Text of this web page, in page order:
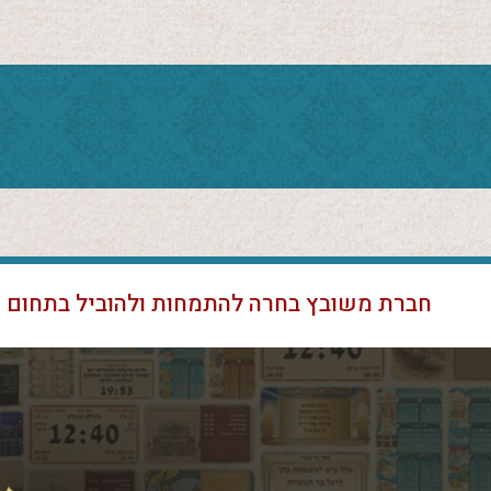
חברת משובץ בחרה להתמחות ולהוביל בתחום